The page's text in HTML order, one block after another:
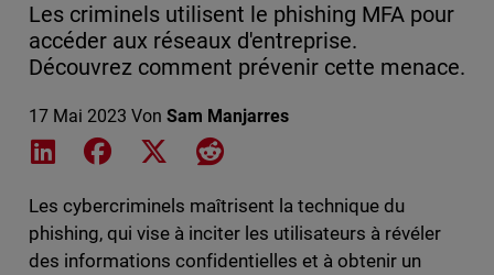
Les criminels utilisent le phishing MFA pour
accéder aux réseaux d'entreprise.
Découvrez comment prévenir cette menace.
17 Mai 2023 Von Sam Manjarres
Share on LinkedIn
Share on Facebook
Share on XShare on Reddit
Les cybercriminels maîtrisent la technique du
phishing, qui vise à inciter les utilisateurs à révéler
des informations confidentielles et à obtenir un